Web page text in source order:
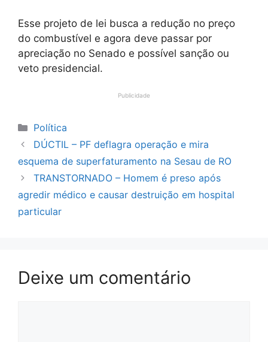
Esse projeto de lei busca a redução no preço
do combustível e agora deve passar por
apreciação no Senado e possível sanção ou
veto presidencial.
Publicidade
Categorias
Política
DÚCTIL – PF deflagra operação e mira
esquema de superfaturamento na Sesau de RO
TRANSTORNADO – Homem é preso após
agredir médico e causar destruição em hospital
particular
Deixe um comentário